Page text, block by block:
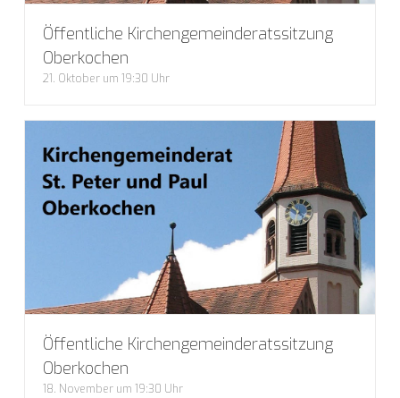
Öffentliche Kirchengemeinderatssitzung
Oberkochen
21. Oktober um 19:30 Uhr
Öffentliche Kirchengemeinderatssitzung
Oberkochen
18. November um 19:30 Uhr